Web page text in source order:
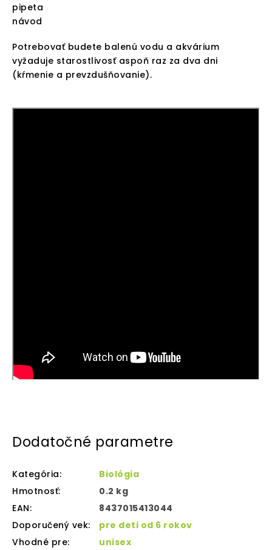
pipeta
návod
Potrebovať budete balenú vodu a akvárium
vyžaduje starostlivosť aspoň raz za dva dni
(kŕmenie a prevzdušňovanie).
Dodatočné parametre
Kategória:
Biológia
Hmotnosť:
0.2 kg
EAN:
8437015413044
Doporučený vek:
pre deti od 6 rokov
Vhodné pre:
unisex